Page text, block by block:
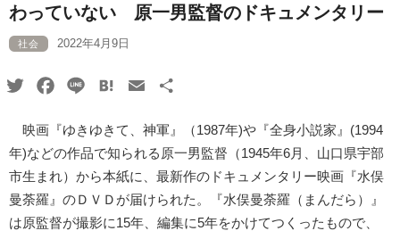
わっていない 原一男監督のドキュメンタリー
社会 2022年4月9日
TwitterFacebook
Line HatenaEmail
映画『ゆきゆきて、神軍』（1987年)や『全身小説家』(1994
年)などの作品で知られる原一男監督（1945年6月、山口県宇部
市生まれ）から本紙に、最新作のドキュメンタリー映画『水俣
曼荼羅』のＤＶＤが届けられた。『水俣曼荼羅（まんだら）』
は原監督が撮影に15年、編集に5年をかけてつくったもので、